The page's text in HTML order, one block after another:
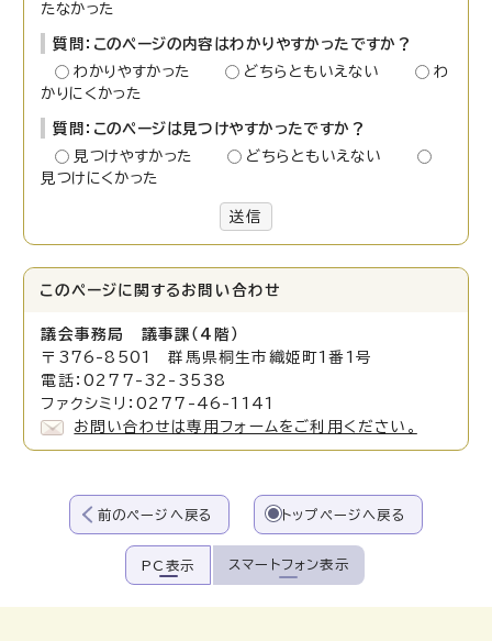
たなかった
質問：このページの内容はわかりやすかったですか？
わかりやすかった
どちらともいえない
わ
かりにくかった
質問：このページは見つけやすかったですか？
見つけやすかった
どちらともいえない
見つけにくかった
送信
このページに関する お問い合わせ
議会事務局 議事課（4階）
〒376-8501 群馬県桐生市織姫町1番1号
電話：0277-32-3538
ファクシミリ：0277-46-1141
お問い合わせは専用フォームをご利用ください。
前のページへ戻る トップページへ戻る
PC表示 スマートフォン表示